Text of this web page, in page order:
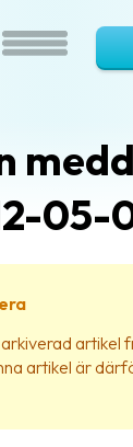
05-
arkiverad artikel
artikel är